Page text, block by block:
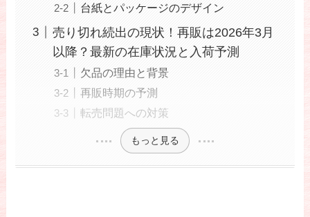
台紙とパッケージのデザイン
売り切れ続出の現状！再販は2026年3月
以降？最新の在庫状況と入荷予測
欠品の理由と背景
再販時期の予測
転売問題への対策
もっと見る